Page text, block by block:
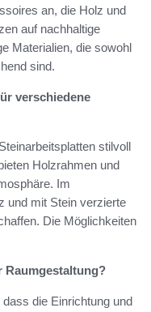
an, die Holz und
auf nachhaltige
Materialien, die sowohl
sind.
verschiedene
stilvoll
Holzrahmen und
Im
und mit Stein verzierte
Die Möglichkeiten
Raumgestaltung?
die Einrichtung und